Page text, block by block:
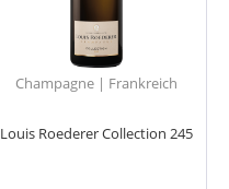
Champagne | Frankreich
Louis Roederer Collection 245